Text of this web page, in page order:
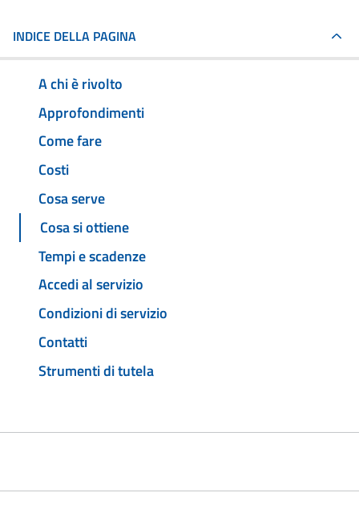
INDICE DELLA PAGINA
A chi è rivolto
Approfondimenti
Come fare
Costi
Cosa serve
Cosa si ottiene
Tempi e scadenze
Accedi al servizio
Condizioni di servizio
Contatti
Strumenti di tutela